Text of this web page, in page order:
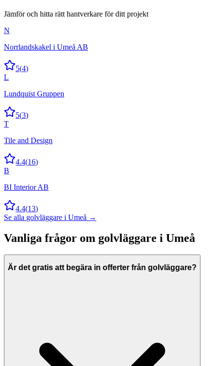
Jämför och hitta rätt hantverkare för ditt projekt
N
Norrlandskakel i Umeå AB
5(4)
L
Lundquist Gruppen
5(3)
T
Tile and Design
4.4(16)
B
BI Interior AB
4.4(13)
Se alla golvläggare i Umeå →
Vanliga frågor om golvläggare i Umeå
Är det gratis att begära in offerter från golvläggare?